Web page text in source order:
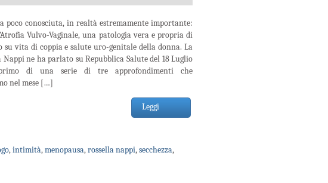
poco conosciuta, in realtà estremamente importante:
Vulvo-Vaginale, una patologia vera e propria di
su vita di coppia e salute uro-genitale della donna. La
Nappi ne ha parlato su Repubblica Salute del 18 Luglio
di una serie di tre approfondimenti che
nel mese […]
Leggi
,intimità,menopausa,rossella nappi,secchezza,